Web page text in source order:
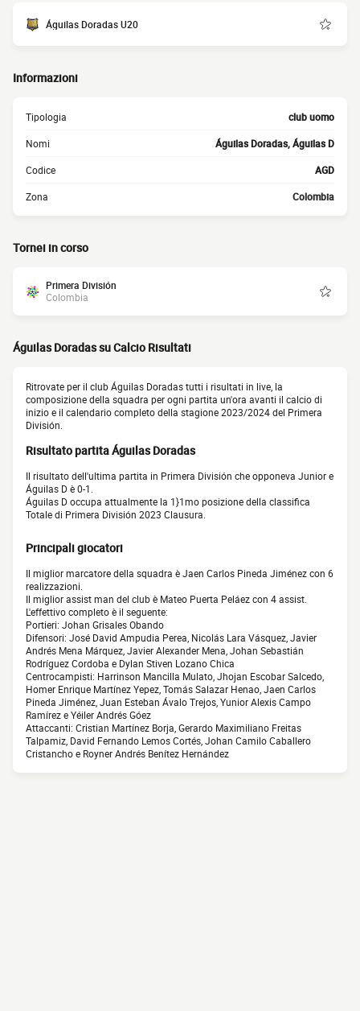
Águilas Doradas U20
Informazioni
Tipologia club uomo
Nomi Águilas Doradas, Águilas D
Codice AGD
Zona Colombia
Tornei in corso
Primera División
Colombia
Águilas Doradas su Calcio Risultati
Ritrovate per il club Águilas Doradas tutti i risultati in live, la
composizione della squadra per ogni partita un'ora avanti il calcio di
inizio e il calendario completo della stagione 2023/2024 del Primera
División.
Risultato partita Águilas Doradas
Il risultato dell'ultima partita in Primera División che opponeva Junior e
Águilas D è 0-1.
Águilas D occupa attualmente la 1}1mo posizione della classifica
Totale di Primera División 2023 Clausura.
Principali giocatori
Il miglior marcatore della squadra è Jaen Carlos Pineda Jiménez con 6
realizzazioni.
Il miglior assist man del club è Mateo Puerta Peláez con 4 assist.
L'effettivo completo è il seguente:
Portieri: Johan Grisales Obando
Difensori: José David Ampudia Perea, Nicolás Lara Vásquez, Javier
Andrés Mena Márquez, Javier Alexander Mena, Johan Sebastián
Rodríguez Cordoba e Dylan Stiven Lozano Chica
Centrocampisti: Harrinson Mancilla Mulato, Jhojan Escobar Salcedo,
Homer Enrique Martínez Yepez, Tomás Salazar Henao, Jaen Carlos
Pineda Jiménez, Juan Esteban Ávalo Trejos, Yunior Alexis Campo
Ramírez e Yéiler Andrés Góez
Attaccanti: Cristian Martínez Borja, Gerardo Maximiliano Freitas
Talpamiz, David Fernando Lemos Cortés, Johan Camilo Caballero
Cristancho e Royner Andrés Benítez Hernández